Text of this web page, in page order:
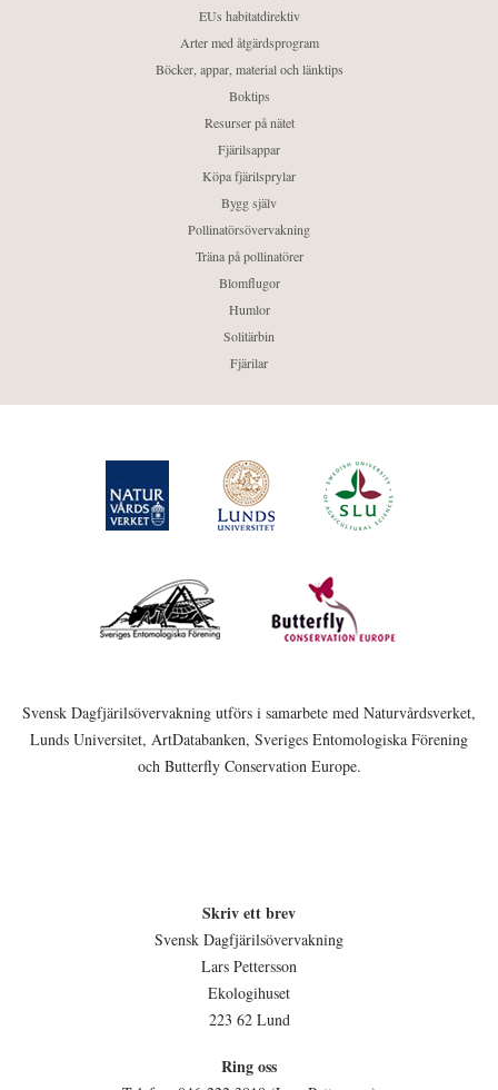
EUs habitatdirektiv
Arter med åtgärdsprogram
Böcker, appar, material och länktips
Boktips
Resurser på nätet
Fjärilsappar
Köpa fjärilsprylar
Bygg själv
Pollinatörsövervakning
Träna på pollinatörer
Blomflugor
Humlor
Solitärbin
Fjärilar
Svensk Dagfjärilsövervakning utförs i samarbete med Naturvårdsverket,
Lunds Universitet, ArtDatabanken, Sveriges Entomologiska Förening
och Butterfly Conservation Europe.
Skriv ett brev
Svensk Dagfjärilsövervakning
Lars Pettersson
Ekologihuset
223 62 Lund
Ring oss